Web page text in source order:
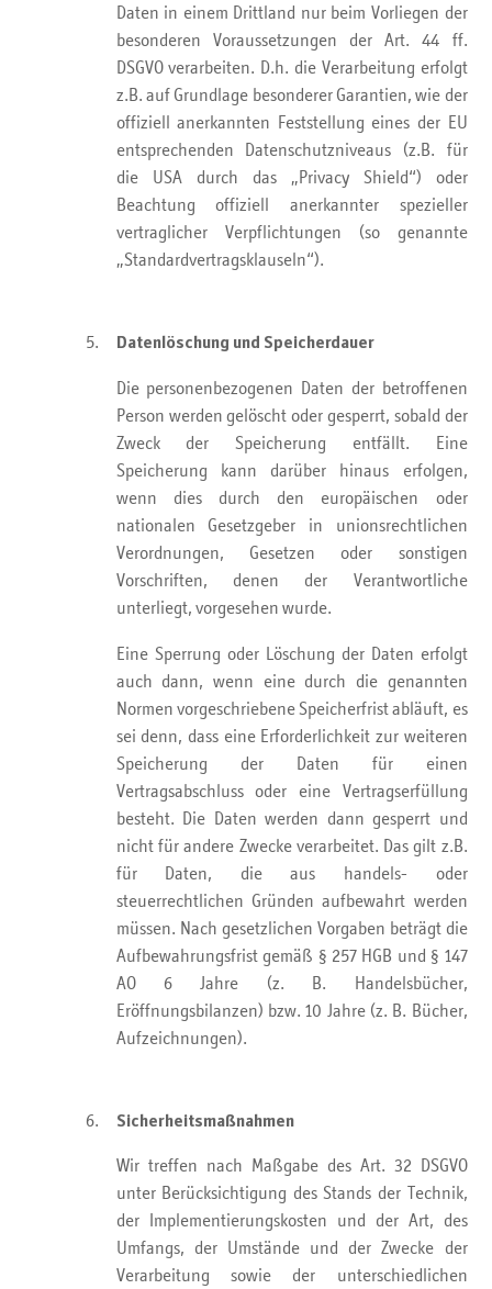
Daten in einem Drittland nur beim Vorliegen der
besonderen Voraussetzungen der Art. 44 ff.
DSGVO verarbeiten. D.h. die Verarbeitung erfolgt
z.B. auf Grundlage besonderer Garantien, wie der
offiziell anerkannten Feststellung eines der EU
entsprechenden Datenschutzniveaus (z.B. für
die USA durch das „Privacy Shield“) oder
Beachtung offiziell anerkannter spezieller
vertraglicher Verpflichtungen (so genannte
„Standardvertragsklauseln“).
Datenlöschung und Speicherdauer
Die personenbezogenen Daten der betroffenen
Person werden gelöscht oder gesperrt, sobald der
Zweck der Speicherung entfällt. Eine
Speicherung kann darüber hinaus erfolgen,
wenn dies durch den europäischen oder
nationalen Gesetzgeber in unionsrechtlichen
Verordnungen, Gesetzen oder sonstigen
Vorschriften, denen der Verantwortliche
unterliegt, vorgesehen wurde.
Eine Sperrung oder Löschung der Daten erfolgt
auch dann, wenn eine durch die genannten
Normen vorgeschriebene Speicherfrist abläuft, es
sei denn, dass eine Erforderlichkeit zur weiteren
Speicherung der Daten für einen
Vertragsabschluss oder eine Vertragserfüllung
besteht. Die Daten werden dann gesperrt und
nicht für andere Zwecke verarbeitet. Das gilt z.B.
für Daten, die aus handels- oder
steuerrechtlichen Gründen aufbewahrt werden
müssen. Nach gesetzlichen Vorgaben beträgt die
Aufbewahrungsfrist gemäß § 257 HGB und § 147
AO 6 Jahre (z. B. Handelsbücher,
Eröffnungsbilanzen) bzw. 10 Jahre (z. B. Bücher,
Aufzeichnungen).
Sicherheitsmaßnahmen
Wir treffen nach Maßgabe des Art. 32 DSGVO
unter Berücksichtigung des Stands der Technik,
der Implementierungskosten und der Art, des
Umfangs, der Umstände und der Zwecke der
Verarbeitung sowie der unterschiedlichen